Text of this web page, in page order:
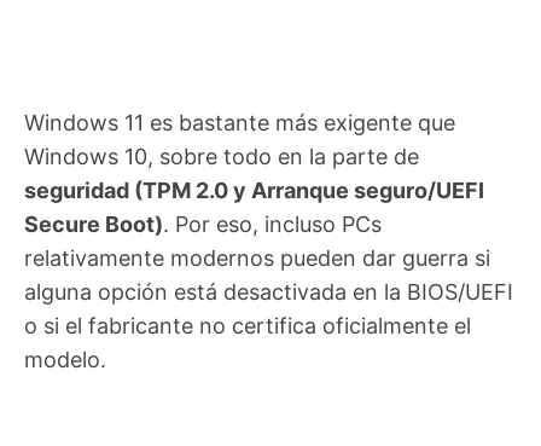
Windows 11 es bastante más exigente que
Windows 10, sobre todo en la parte de
seguridad (TPM 2.0 y Arranque seguro/UEFI
Secure Boot). Por eso, incluso PCs
relativamente modernos pueden dar guerra si
alguna opción está desactivada en la BIOS/UEFI
o si el fabricante no certifica oficialmente el
modelo.